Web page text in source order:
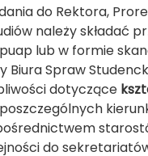
do Rektora,
należy składać
lub w formie
Biura Spraw
dotyczące
do